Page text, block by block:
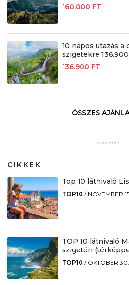
160.000 FT
10 napos utazás a
szigetekre
136.900 FT
ÖSSZES
CIKKEK
Top 10 látnivaló
TOP10 / NOVEMBER
TOP 10 látnivaló
szigetén
TOP10 / OKTÓBER 30.